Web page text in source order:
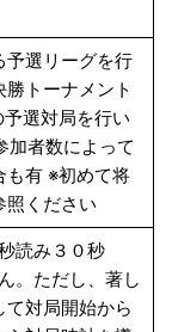
予選リーグを行
トーナメント
選対局を行い
加者数によって
も有 ※初めて将
照ください
読み３０秒
。ただし、著し
て対局開始から